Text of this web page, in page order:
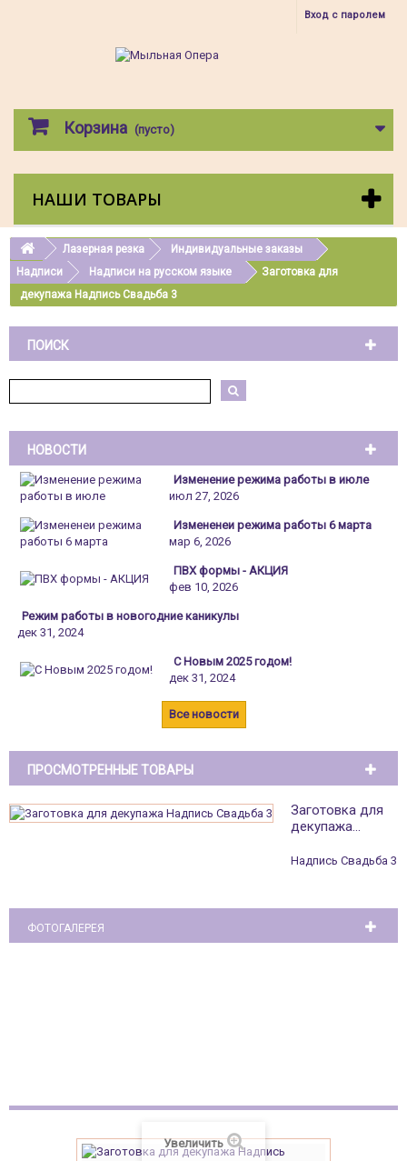
Вход с паролем
Корзина (пусто)
НАШИ ТОВАРЫ
Лазерная резка
Индивидуальные заказы
Надписи
Надписи на русском языке
Заготовка для
декупажа Надпись Свадьба 3
ПОИСК
НОВОСТИ
Изменение режима работы в июле
июл 27, 2026
Измененеи режима работы 6 марта
мар 6, 2026
ПВХ формы - АКЦИЯ
фев 10, 2026
Режим работы в новогодние каникулы
дек 31, 2024
С Новым 2025 годом!
дек 31, 2024
Все новости
ПРОСМОТРЕННЫЕ ТОВАРЫ
Заготовка для
декупажа...
Надпись Свадьба 3
ФОТОГАЛЕРЕЯ
Увеличить